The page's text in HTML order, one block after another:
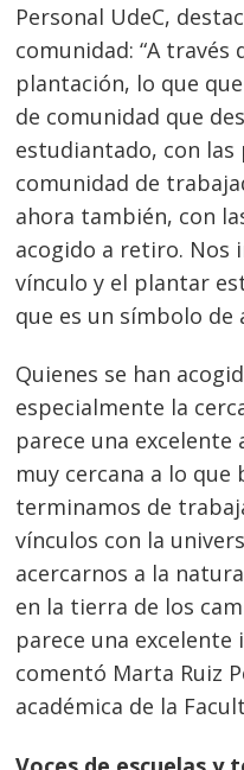
Personal UdeC,
comunidad: “A
plantación, lo que
de comunidad que
estudiantado, con
comunidad de
ahora también, con
acogido a retiro. Nos
vínculo y el plantar
que es un símbolo de
Quienes se han
especialmente la
parece una
muy cercana a lo que
terminamos de
vínculos con la
acercarnos a la
en la tierra de los
parece una excelente
comentó Marta Ruiz
académica de la
Navegación
de
entradas